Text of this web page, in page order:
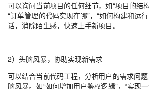
可以询问当前项目的任何细节，如“项目的结
“订单管理的代码实现在哪”，“如何构建和运
话，消除陌生感，快速上手新项目。
2）头脑风暴，协助实现新需求
可以结合当前代码工程，分析用户的需求问
脑风暴。如“如何增加用户鉴权逻辑”，“实现